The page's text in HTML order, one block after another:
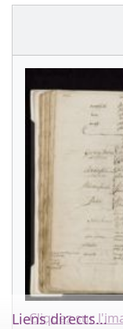
Cliquez sur
Liens directs...